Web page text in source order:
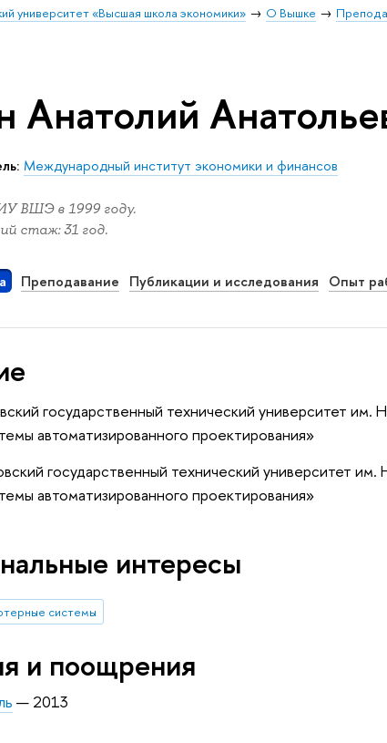
университет «Высшая школа экономики» О Вышке
Анатолий
Международный институт экономики и финансов
ВШЭ в 1999 году.
стаж: 31 год.
Преподавание Публикации и исследования Опыт
государственный технический университет им.
автоматизированного проектирования»
государственный технический университет им.
автоматизированного проектирования»
интересы
системы
и поощрения
— 2013